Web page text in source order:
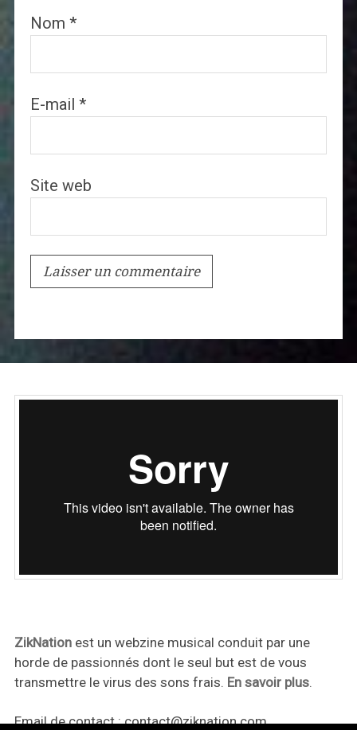
Nom *
E-mail *
Site web
ZikNationest un webzine musical conduit par une
horde de passionnés dont le seul but est de vous
transmettre le virus des sons frais. En savoir plus.
Email de contact :contact@ziknation.com